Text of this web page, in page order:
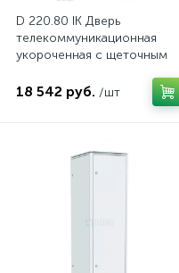
D 220.80 IK Дверь
телекоммуникационная
укороченная с щеточным
18 542 руб. /шт